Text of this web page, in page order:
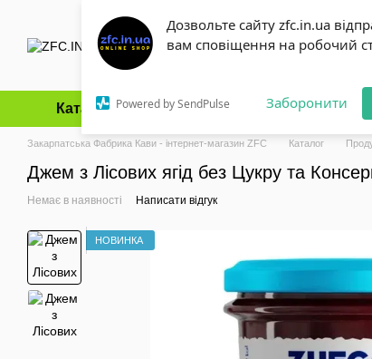
Дозвольте сайту zfc.in.ua
вам сповіщення на робочий
Powered by SendPulse Заборонити
Перейти до основного контенту
Каталог Оплата і доставка Обмін та
Закарпатська Фабрика Кави - інтернет-магазин ZFC Каталог
Джем з Лісових ягід без Цукру та
Немає в наявності Написати відгук
НОВИНКА